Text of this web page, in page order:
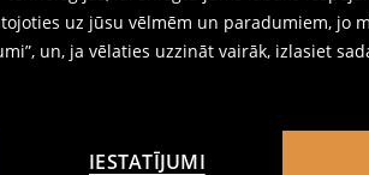
uz jūsu vēlmēm un paradumiem,
un, ja vēlaties uzzināt vairāk, izlasiet
IESTATĪJUMI